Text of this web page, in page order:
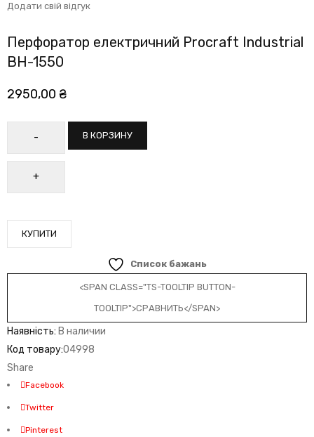
Додати свій відгук
Перфоратор електричний Procraft Industrial
BH-1550
2950,00 ₴
В КОРЗИНУ
КУПИТИ
Список бажань
<SPAN CLASS="TS-TOOLTIP BUTTON-
TOOLTIP">СРАВНИТЬ</SPAN>
Наявність: В наличии
Код товару:04998
Share
Facebook
Twitter
Pinterest